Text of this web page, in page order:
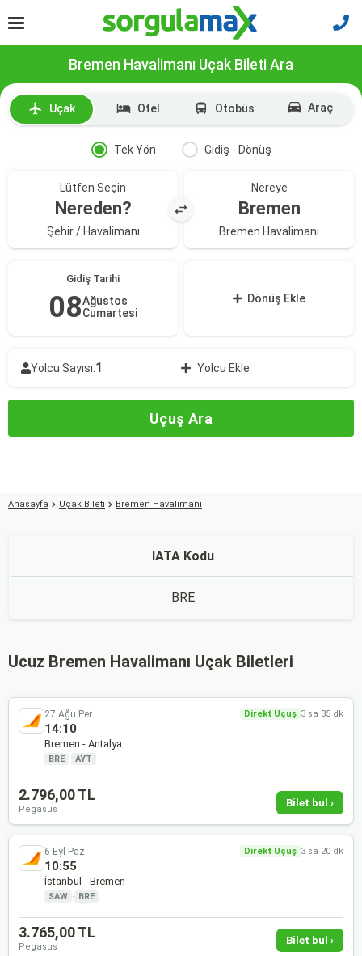
Bremen Havalimanı Uçak Bileti Ara
Uçak Otel Otobüs Araç
Tek Yön Gidiş - Dönüş
Lütfen Seçin
Nereden?
Şehir / Havalimanı
Nereye
Bremen
Bremen Havalimanı
Gidiş Tarihi
08Ağustos
Cumartesi
Dönüş Ekle
Yolcu Sayısı:1 Yolcu Ekle
Uçuş Ara
Anasayfa Uçak Bileti Bremen Havalimanı
IATA Kodu
BRE
Ucuz Bremen Havalimanı Uçak Biletleri
27 Ağu Per Direkt Uçuş 3 sa 35 dk
14:10
Bremen - Antalya
BRE · AYT
2.796,00 TL
Pegasus
Bilet bul ›
6 Eyl Paz Direkt Uçuş 3 sa 20 dk
10:55
İstanbul - Bremen
SAW · BRE
3.765,00 TL
Pegasus
Bilet bul ›